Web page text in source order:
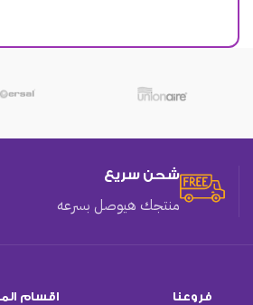
شحن سريع
منتجك هيوصل بسرعه
فروعنا اقسام